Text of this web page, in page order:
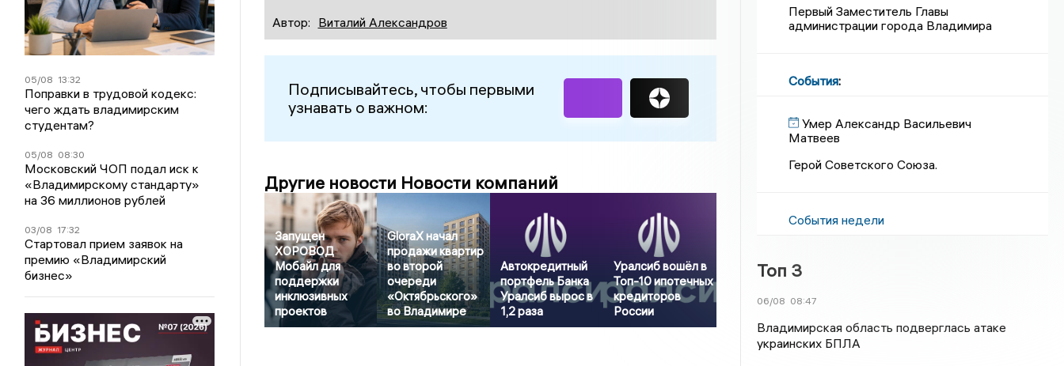
05/08 13:32
Поправки в трудовой кодекс:
чего ждать владимирским
студентам?
05/08 08:30
Московский ЧОП подал иск к
«Владимирскому стандарту»
на 36 миллионов рублей
03/08 17:32
Стартовал прием заявок на
премию «Владимирский
бизнес»
Автор: Виталий Александров
Подписывайтесь, чтобы первыми
узнавать о важном:
Другие новости Новости компаний
Запущен
ХОРОВОД
Мобайл для
поддержки
инклюзивных
проектов
GloraX начал
продажи квартир
во второй
очереди
«Октябрьского»
во Владимире
Автокредитный
портфель Банка
Уралсиб вырос в
1,2 раза
Уралсиб вошёл в
Топ-10 ипотечных
кредиторов
России
Первый Заместитель Главы
администрации города Владимира
События:
Умер Александр Васильевич
Матвеев
Герой Советского Союза.
События недели
Топ 3
06/08 08:47
Владимирская область подверглась атаке
украинских БПЛА